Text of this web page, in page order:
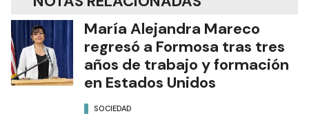
María Alejandra Mareco
regresó a Formosa tras tres
años de trabajo y formación
en Estados Unidos
SOCIEDAD